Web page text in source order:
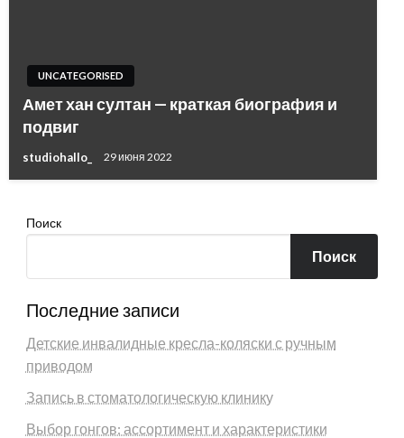
UNCATEGORISED
Амет хан султан — краткая биография и
подвиг
studiohallo_ 29 июня 2022
Поиск
Поиск
Последние записи
Детские инвалидные кресла-коляски с ручным
приводом
Запись в стоматологическую клинику
Выбор гонгов: ассортимент и характеристики